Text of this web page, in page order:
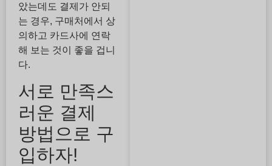
았는데도 결제가 안되
는 경우, 구매처에서 상
의하고 카드사에 연락
해 보는 것이 좋을 겁니
다.
서로 만족스
러운 결제
방법으로 구
입하자!